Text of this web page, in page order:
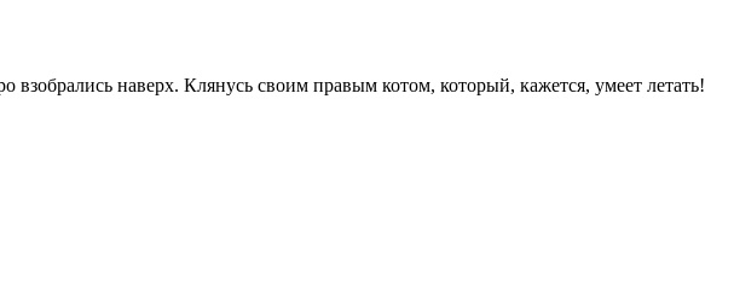
наверх. Клянусь своим правым котом, который, кажется, умеет летать!